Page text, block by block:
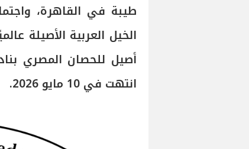
طيبة في القاهرة،
الخيل العربية الأصيلة
أصيل للحصان المصري
انتهت في 10 مايو 2026.